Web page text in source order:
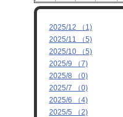
2025/12 （1)
2025/11 （5)
2025/10 （5)
2025/9 （7)
2025/8 （0)
2025/7 （0)
2025/6 （4)
2025/5 （2)